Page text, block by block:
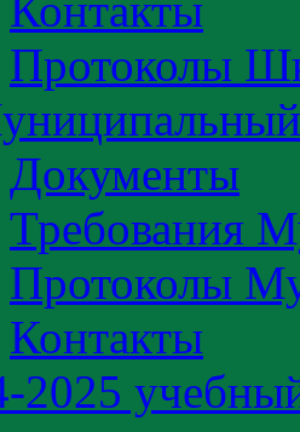
Протоколы
Документы
Требования
Протоколы
Контакты
2025